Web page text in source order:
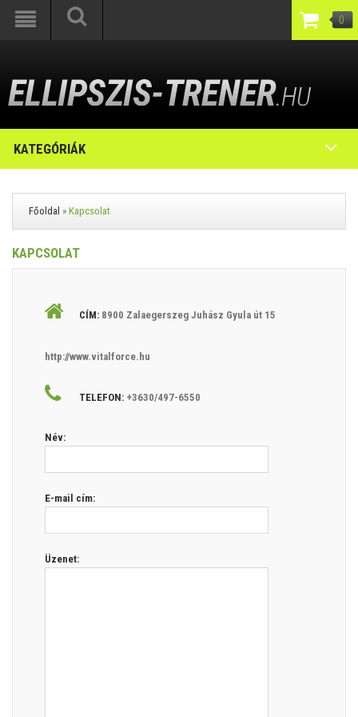
0
KATEGÓRIÁK
Főoldal » Kapcsolat
KAPCSOLAT
CÍM:8900 Zalaegerszeg Juhász Gyula út 15
http://www.vitalforce.hu
TELEFON:+3630/497-6550
Név:
E-mail cím:
Üzenet: